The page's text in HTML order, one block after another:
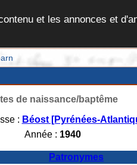
et les annonces et
de naissance/baptême
: Béost [Pyrénées-
Année : 1940
Patronymes